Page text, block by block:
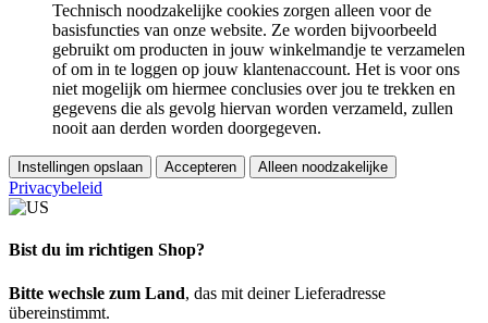
Technisch noodzakelijke cookies zorgen alleen voor de
basisfuncties van onze website. Ze worden bijvoorbeeld
gebruikt om producten in jouw winkelmandje te verzamelen
of om in te loggen op jouw klantenaccount. Het is voor ons
niet mogelijk om hiermee conclusies over jou te trekken en
gegevens die als gevolg hiervan worden verzameld, zullen
nooit aan derden worden doorgegeven.
Instellingen opslaan Accepteren Alleen noodzakelijke
Privacybeleid
Bist du im richtigen Shop?
Bitte wechsle zum Land, das mit deiner Lieferadresse
übereinstimmt.